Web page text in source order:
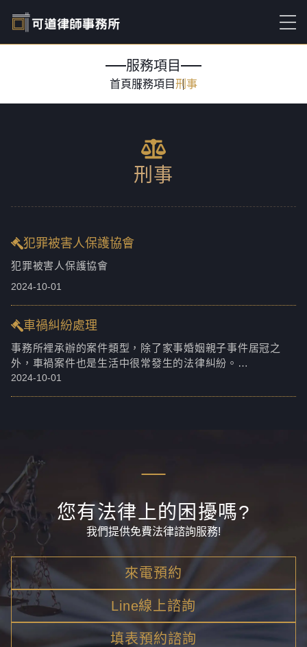
服務項目
首頁服務項目刑事
刑事
犯罪被害人保護協會
犯罪被害人保護協會
2024-10-01
車禍糾紛處理
事務所裡承辦的案件類型，除了家事婚姻親子事件居冠之
外，車禍案件也是生活中很常發生的法律糾紛。
2024-10-01
您有法律上的困擾嗎?
我們提供免費法律諮詢服務!
來電預約
Line線上諮詢
填表預約諮詢